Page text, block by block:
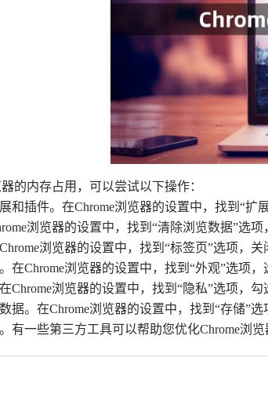
的内存占用，可以尝试以下操作：
和插件。在Chrome浏览器的设置中，找到“扩
浏览器的设置中，找到“清除浏览数据”选
浏览器的设置中，找到“标签页”选项，关
在Chrome浏览器的设置中，找到“外观”选项，
Chrome浏览器的设置中，找到“隐私”选项，
据。在Chrome浏览器的设置中，找到“存储”
有一些第三方工具可以帮助您优化Chrome浏览